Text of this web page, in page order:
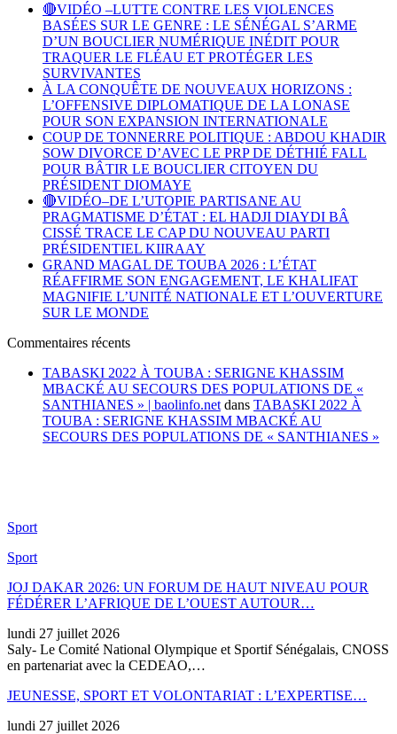
🔴VIDÉO –LUTTE CONTRE LES VIOLENCES
BASÉES SUR LE GENRE : LE SÉNÉGAL S’ARME
D’UN BOUCLIER NUMÉRIQUE INÉDIT POUR
TRAQUER LE FLÉAU ET PROTÉGER LES
SURVIVANTES
À LA CONQUÊTE DE NOUVEAUX HORIZONS :
L’OFFENSIVE DIPLOMATIQUE DE LA LONASE
POUR SON EXPANSION INTERNATIONALE
COUP DE TONNERRE POLITIQUE : ABDOU KHADIR
SOW DIVORCE D’AVEC LE PRP DE DÉTHIÉ FALL
POUR BÂTIR LE BOUCLIER CITOYEN DU
PRÉSIDENT DIOMAYE
🔴VIDÉO–DE L’UTOPIE PARTISANE AU
PRAGMATISME D’ÉTAT : EL HADJI DIAYDI BÂ
CISSÉ TRACE LE CAP DU NOUVEAU PARTI
PRÉSIDENTIEL KIIRAAY
GRAND MAGAL DE TOUBA 2026 : L’ÉTAT
RÉAFFIRME SON ENGAGEMENT, LE KHALIFAT
MAGNIFIE L’UNITÉ NATIONALE ET L’OUVERTURE
SUR LE MONDE
Commentaires récents
TABASKI 2022 À TOUBA : SERIGNE KHASSIM
MBACKÉ AU SECOURS DES POPULATIONS DE «
SANTHIANES » | baolinfo.net dans TABASKI 2022 À
TOUBA : SERIGNE KHASSIM MBACKÉ AU
SECOURS DES POPULATIONS DE « SANTHIANES »
Sport
Sport
JOJ DAKAR 2026: UN FORUM DE HAUT NIVEAU POUR
FÉDÉRER L’AFRIQUE DE L’OUEST AUTOUR…
lundi 27 juillet 2026
Saly- Le Comité National Olympique et Sportif Sénégalais, CNOSS
en partenariat avec la CEDEAO,…
JEUNESSE, SPORT ET VOLONTARIAT : L’EXPERTISE…
lundi 27 juillet 2026